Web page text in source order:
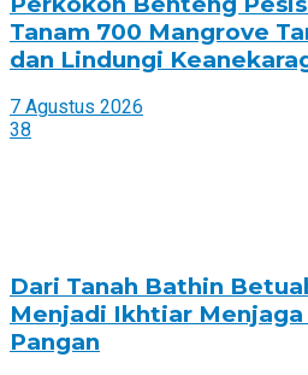
Tanam 700 Mangrove
dan Lindungi
7 Agustus 2026
38
Dari Tanah Bathin
Menjadi Ikhtiar Menjaga
Pangan